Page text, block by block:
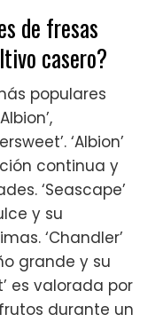
de fresas
casero?
populares
‘Albion’
continua y
‘Seascape’
y su
‘Chandler’
grande y su
es valorada por
durante un